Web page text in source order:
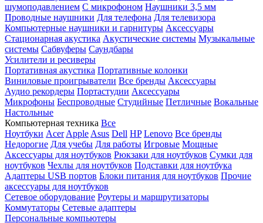
шумоподавлением С микрофоном Наушники 3,5 мм
Проводные наушники Для телефона Для телевизора
Компьютерные наушники и гарнитуры Аксессуары
Стационарная акустика Акустические системы Музыкальные
системы Сабвуферы Саундбары
Усилители и ресиверы
Портативная акустика Портативные колонки
Виниловые проигрыватели Все бренды Аксессуары
Аудио рекордеры Портастудии Аксессуары
Микрофоны Беспроводные Студийные Петличные Вокальные
Настольные
Компьютерная техника Все
Ноутбуки Acer Apple Asus Dell HP Lenovo Все бренды
Недорогие Для учебы Для работы Игровые Мощные
Аксессуары для ноутбуков Рюкзаки для ноутбуков Сумки для
ноутбуков Чехлы для ноутбуков Подставки для ноутбука
Адаптеры USB портов Блоки питания для ноутбуков Прочие
аксессуары для ноутбуков
Сетевое оборудование Роутеры и маршрутизаторы
Коммутаторы Сетевые адаптеры
Персональные компьютеры